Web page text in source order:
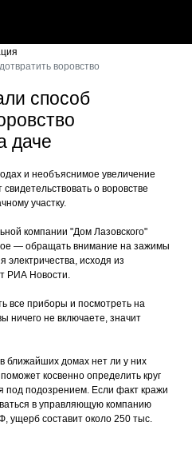
воровство
способ
даче
и необъяснимое увеличение
о воровстве
участку.
компании "Дом Лазовского"
— обращать внимание на зажимы
электричества, исходя из
РИА Новости.
все приборы и посмотреть на
ничего не включаете, значит
ближайших домах нет ли у них
косвенно определить круг
под подозрением. Если факт кражи
в управляющую компанию
ущерб составит около 250 тыс.